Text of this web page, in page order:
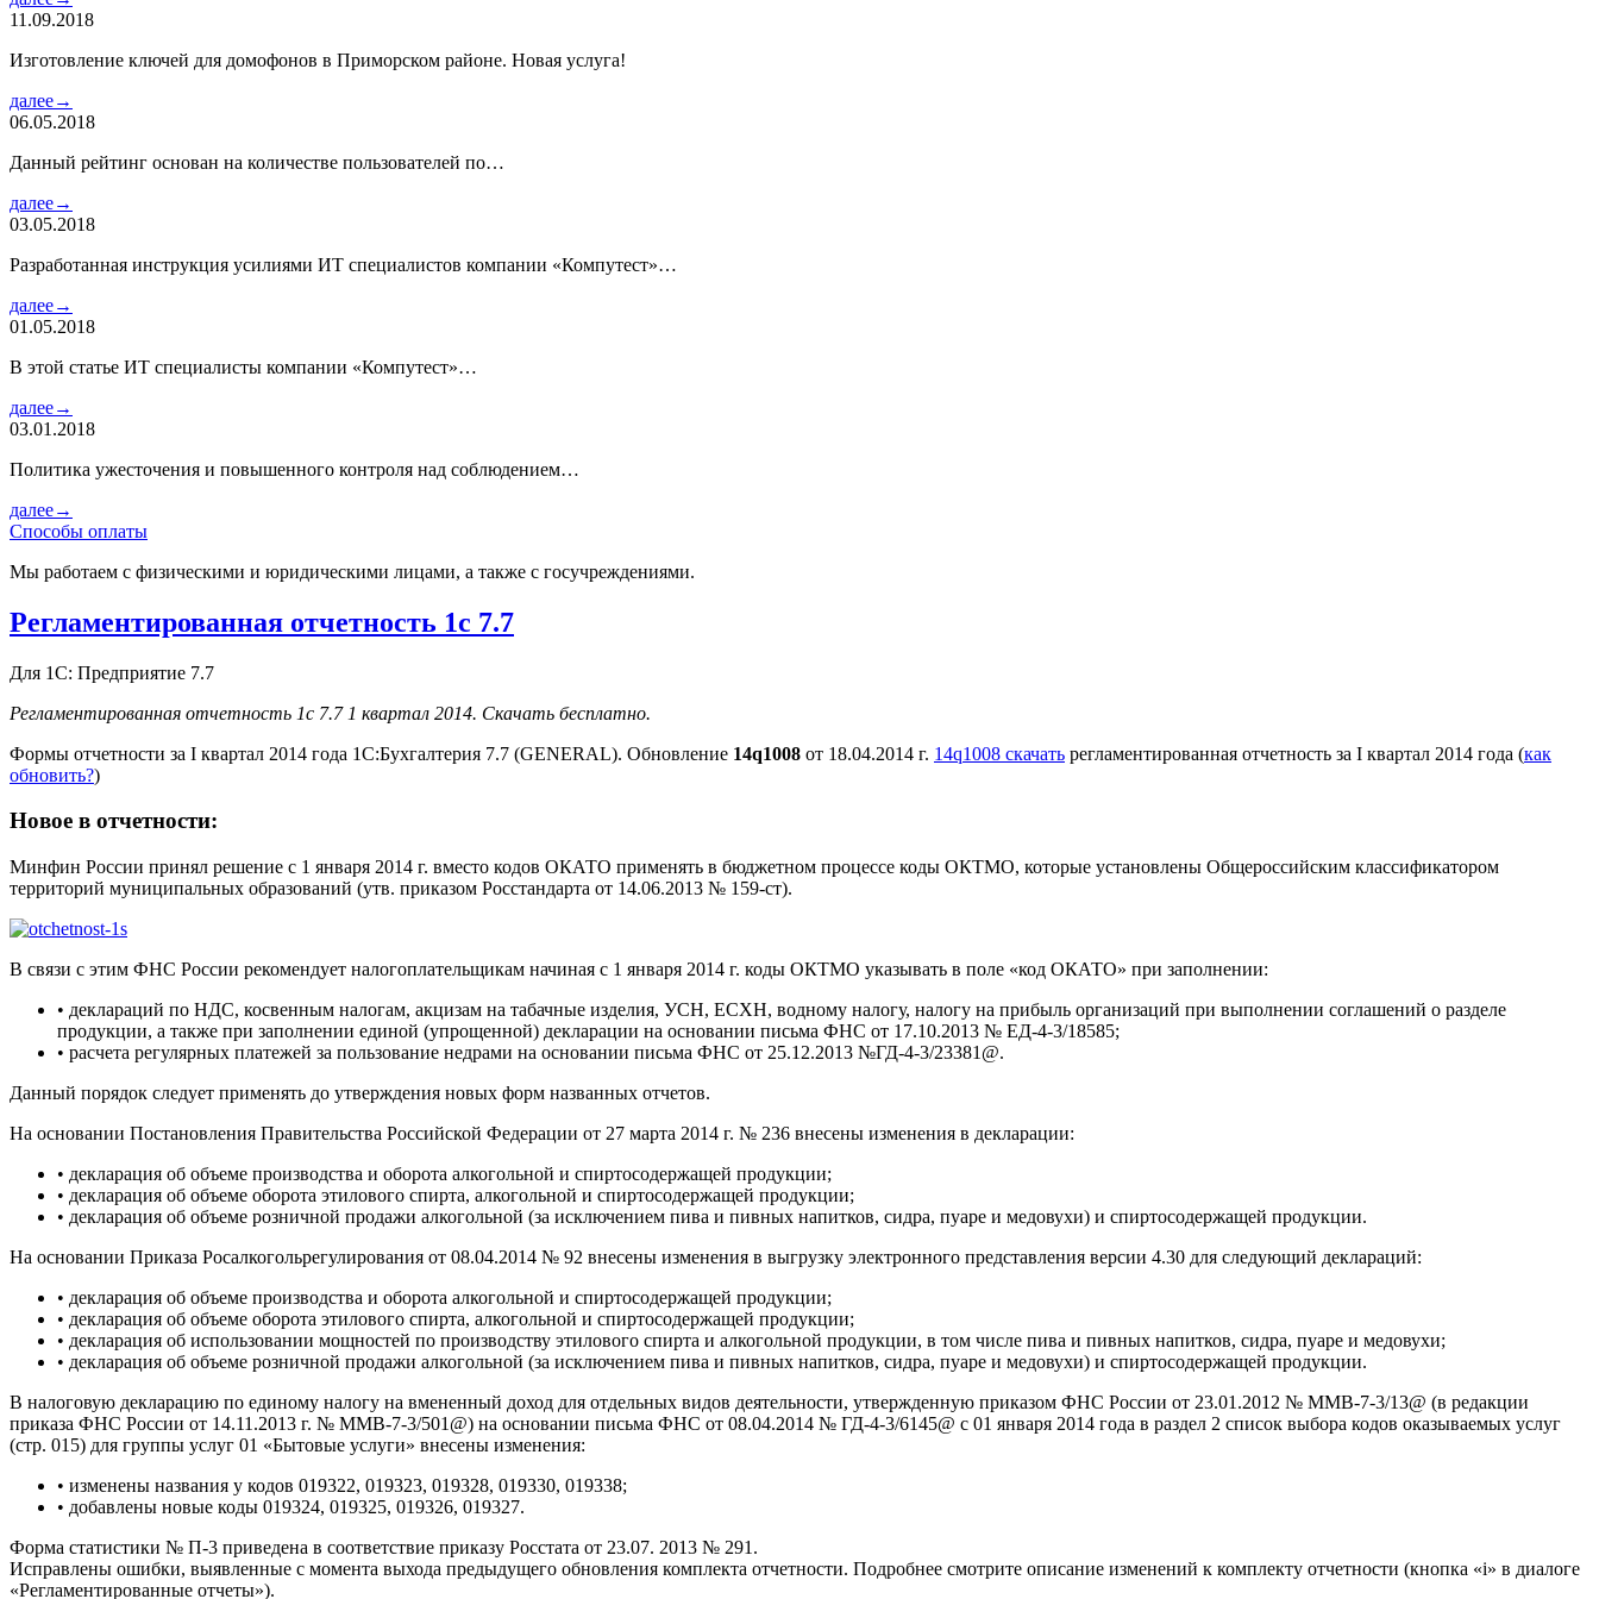
11.09.2018
Изготовление ключей для домофонов в Приморском районе. Новая услуга!
далее→
06.05.2018
Данный рейтинг основан на количестве пользователей по…
далее→
03.05.2018
Разработанная инструкция усилиями ИТ специалистов компании «Компутест»…
далее→
01.05.2018
В этой статье ИТ специалисты компании «Компутест»…
далее→
03.01.2018
Политика ужесточения и повышенного контроля над соблюдением…
далее→
Способы оплаты
Мы работаем с физическими и юридическими лицами, а также с госучреждениями.
Регламентированная отчетность 1с 7.7
Для 1С: Предприятие 7.7
Регламентированная отчетность 1с 7.7 1 квартал 2014. Скачать бесплатно.
Формы отчетности за I квартал 2014 года 1С:Бухгалтерия 7.7 (GENERAL). Обновление 14q1008 от 18.04.2014 г. 14q1008 скачать регламентированная отчетность за I квартал 2014 года (как
обновить?)
Новое в отчетности:
Минфин России принял решение с 1 января 2014 г. вместо кодов ОКАТО применять в бюджетном процессе коды ОКТМО, которые установлены Общероссийским классификатором
территорий муниципальных образований (утв. приказом Росстандарта от 14.06.2013 № 159-ст).
В связи с этим ФНС России рекомендует налогоплательщикам начиная с 1 января 2014 г. коды ОКТМО указывать в поле «код ОКАТО» при заполнении:
• деклараций по НДС, косвенным налогам, акцизам на табачные изделия, УСН, ЕСХН, водному налогу, налогу на прибыль организаций при выполнении соглашений о разделе
продукции, а также при заполнении единой (упрощенной) декларации на основании письма ФНС от 17.10.2013 № ЕД-4-3/18585;
• расчета регулярных платежей за пользование недрами на основании письма ФНС от 25.12.2013 №ГД-4-3/23381@.
Данный порядок следует применять до утверждения новых форм названных отчетов.
На основании Постановления Правительства Российской Федерации от 27 марта 2014 г. № 236 внесены изменения в декларации:
• декларация об объеме производства и оборота алкогольной и спиртосодержащей продукции;
• декларация об объеме оборота этилового спирта, алкогольной и спиртосодержащей продукции;
• декларация об объеме розничной продажи алкогольной (за исключением пива и пивных напитков, сидра, пуаре и медовухи) и спиртосодержащей продукции.
На основании Приказа Росалкогольрегулирования от 08.04.2014 № 92 внесены изменения в выгрузку электронного представления версии 4.30 для следующий деклараций:
• декларация об объеме производства и оборота алкогольной и спиртосодержащей продукции;
• декларация об объеме оборота этилового спирта, алкогольной и спиртосодержащей продукции;
• декларация об использовании мощностей по производству этилового спирта и алкогольной продукции, в том числе пива и пивных напитков, сидра, пуаре и медовухи;
• декларация об объеме розничной продажи алкогольной (за исключением пива и пивных напитков, сидра, пуаре и медовухи) и спиртосодержащей продукции.
В налоговую декларацию по единому налогу на вмененный доход для отдельных видов деятельности, утвержденную приказом ФНС России от 23.01.2012 № ММВ-7-3/13@ (в редакции
приказа ФНС России от 14.11.2013 г. № ММВ-7-3/501@) на основании письма ФНС от 08.04.2014 № ГД-4-3/6145@ с 01 января 2014 года в раздел 2 список выбора кодов оказываемых услуг
(стр. 015) для группы услуг 01 «Бытовые услуги» внесены изменения:
• изменены названия у кодов 019322, 019323, 019328, 019330, 019338;
• добавлены новые коды 019324, 019325, 019326, 019327.
Форма статистики № П-3 приведена в соответствие приказу Росcтата от 23.07. 2013 № 291.
Исправлены ошибки, выявленные с момента выхода предыдущего обновления комплекта отчетности. Подробнее смотрите описание изменений к комплекту отчетности (кнопка «i» в диалоге
«Регламентированные отчеты»).